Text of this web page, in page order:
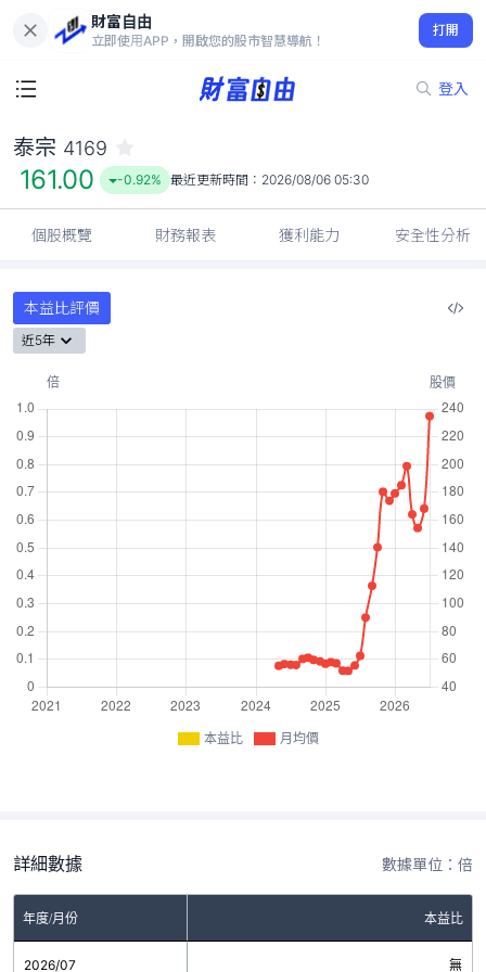
財富自由
立即使用APP，開啟您的股市智慧導航！
打開
登入
161.00
-0.92%
泰宗 4169
161.00 -0.92% 最近更新時間： 2026/08/06 05:30
個股概覽 財務報表 獲利能力 安全性分析
本益比評價
近5年
本益比 月均價
詳細數據 數據單位：倍
年度/月份 本益比
2026/07 無